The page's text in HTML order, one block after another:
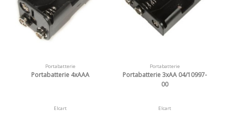
Portabatterie
Portabatterie 4xAAA
Elcart
Portabatterie
Portabatterie 3xAA 04/10997-
00
Elcart